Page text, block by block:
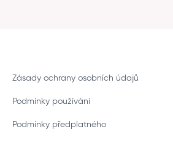
Zásady ochrany osobních údajů
Podmínky používání
Podmínky předplatného